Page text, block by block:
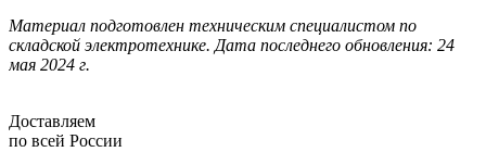
Материал подготовлен техническим специалистом по
складской электротехнике. Дата последнего обновления: 24
мая 2024 г.
Доставляем
по всей России